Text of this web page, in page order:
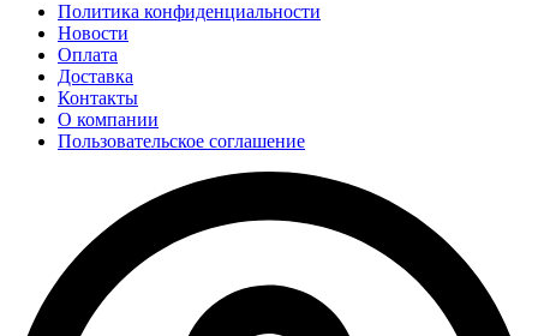
Политика конфиденциальности
Новости
Оплата
Доставка
Контакты
О компании
Пользовательское соглашение